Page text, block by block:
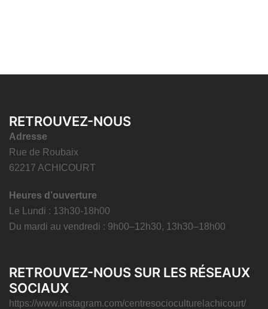
RETROUVEZ-NOUS
Adresse
Rue de Roubaix
62217 ACHICOURT
Heures d’ouverture
Le Lundi : 13h30-18h00
Du mardi au vendredi : 9h00–12h30, 13h30–18h00
RETROUVEZ-NOUS SUR LES RÉSEAUX
SOCIAUX
https://www.instagram.com/centresocioculturelachicourt/